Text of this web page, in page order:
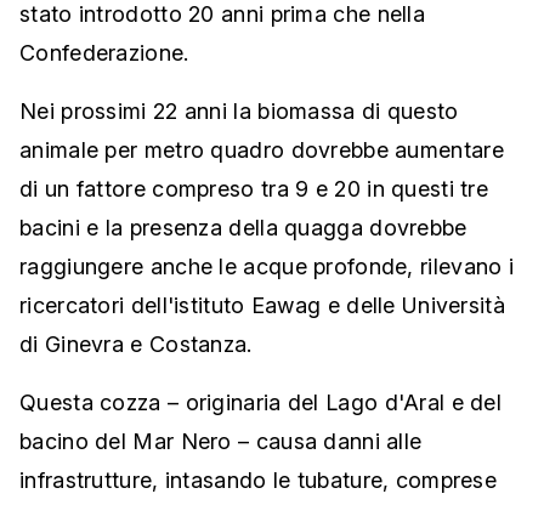
stato introdotto 20 anni prima che nella
Confederazione.
Nei prossimi 22 anni la biomassa di questo
animale per metro quadro dovrebbe aumentare
di un fattore compreso tra 9 e 20 in questi tre
bacini e la presenza della quagga dovrebbe
raggiungere anche le acque profonde, rilevano i
ricercatori dell'istituto Eawag e delle Università
di Ginevra e Costanza.
Questa cozza – originaria del Lago d'Aral e del
bacino del Mar Nero – causa danni alle
infrastrutture, intasando le tubature, comprese